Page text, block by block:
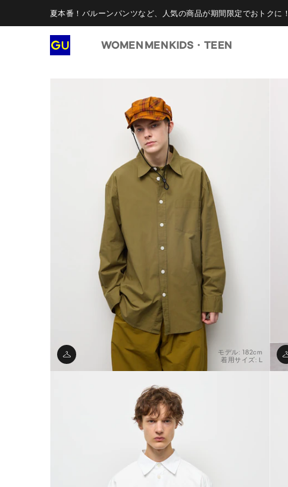
夏本番！バルーンパンツなど、人気の商品が期間限定でおトクに！
WOMEN MENKIDS・TEEN
モデル: 182cm
着用サイズ: L